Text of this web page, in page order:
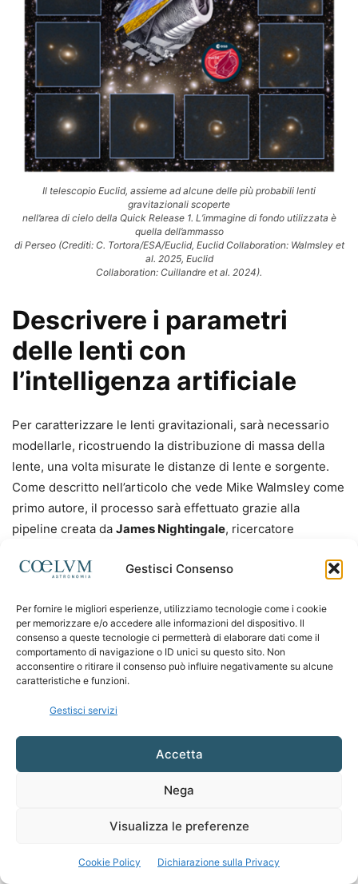
Gestisci Consenso
Per fornire le migliori esperienze, utilizziamo tecnologie come i cookie
per memorizzare e/o accedere alle informazioni del dispositivo. Il
consenso a queste tecnologie ci permetterà di elaborare dati come il
comportamento di navigazione o ID unici su questo sito. Non
acconsentire o ritirare il consenso può influire negativamente su alcune
caratteristiche e funzioni.
Gestisci servizi
Accetta
Nega
Visualizza le preferenze
Cookie Policy Dichiarazione sulla Privacy
Il telescopio Euclid, assieme ad alcune delle più probabili lenti
gravitazionali scoperte
nell’area di cielo della Quick Release 1. L’immagine di fondo utilizzata è
quella dell’ammasso
di Perseo (Crediti: C. Tortora/ESA/Euclid, Euclid Collaboration: Walmsley et
al. 2025, Euclid
Collaboration: Cuillandre et al. 2024).
Descrivere i parametri
delle lenti con
l’intelligenza artificiale
Per caratterizzare le lenti gravita­zionali, sarà necessario
modellarle, ricostruendo la distribuzione di massa della
lente, una volta misu­rate le distanze di lente e sorgente.
Come descritto nell’articolo che vede Mike Walmsley come
primo autore, il processo sarà effettuato grazie alla
pipeline creata da James Nightingale, ricercatore
PyAutolens, software destinato appunto a modellare le
però, seb­bene preciso, è caratterizzato da tempi di
elaborazione molto lunghi. Ancora una volta un problema
ben noto alla comunità di professionisti quando si voglia
ottenere i parame­tri di un modello, sia basati sulla
valori sia attraverso delle catene Marko­viane.
Teapot Lens, Cosmic
Dartboard, Galileo’s Lens, and Cosmic Ammonite (Crediti: Euclid